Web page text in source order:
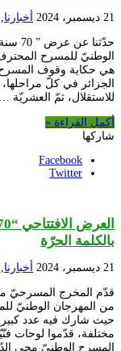
21 ديسمبر، 2024 أخبارنا,
هي حكاية وقوف المسرح
الجزائر في كلّ مراحلها،
للاستقلال، ثمّ العشريّة …
أكمل القراءة »
شاركها
Facebook
Twitter
بالكلمة الحرّة
21 ديسمبر، 2024 أخبارنا,
قدّم المخرج المسرحيّ
حيث شارك فيه عدد كبير
مختلفة، قدّموا لوحات
المسرح الوطنيّ محي